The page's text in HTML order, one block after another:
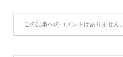
この記事へのコメントはありません。